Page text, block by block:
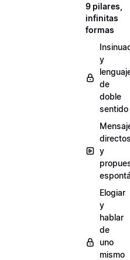
9 pilares,
infinitas
formas
y
de
doble
sentido
y
Elogiar
y
hablar
de
uno
mismo